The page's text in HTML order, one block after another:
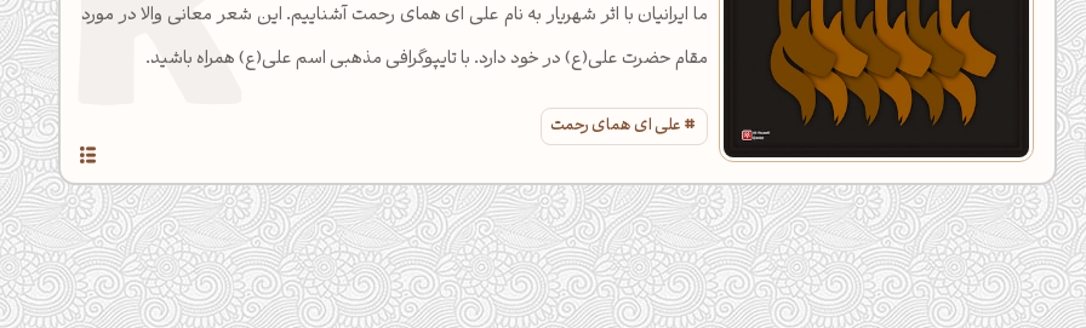
ما ایرانیان با اثر شهریار به نام علی ای همای رحمت آشناییم. این شعر معانی والا در مورد
مقام حضرت علی(ع) در خود دارد. با تایپوگرافی مذهبی اسم علی(ع) همراه باشید.
علی ای همای رحمت